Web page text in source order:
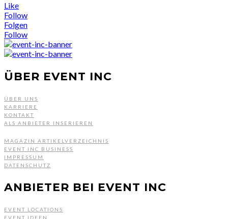
Like
Follow
Folgen
Follow
ÜBER EVENT INC
ÜBER UNS
KARRIERE
KONTAKT
ALS ANBIETER INSERIEREN
MAGAZIN ARTIKELVERZEICHNIS
EVENT INC BUSINESS
IMPRESSUM
DATENSCHUTZ
ANBIETER BEI EVENT INC
EVENT LOCATIONS
EVENT IDEEN